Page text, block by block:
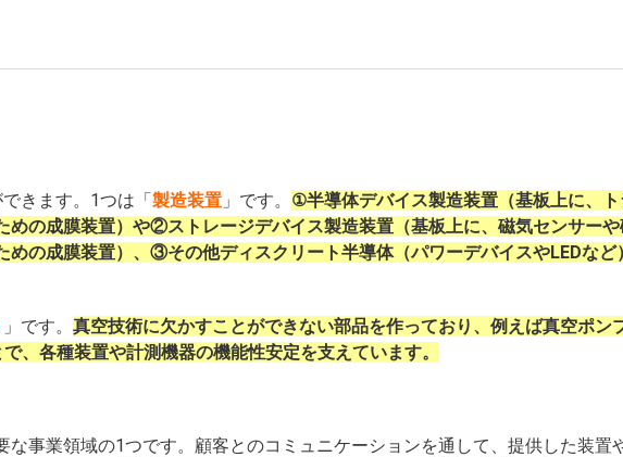
きます。 1つは「 製造装置 」です。 ①半導体デバイス製造装置（基板上に、
めの成膜装置）や②ストレージデバイス製造装置（基板上に、磁気センサー
めの成膜装置）、③その他ディスクリート半導体（パワーデバイスやLEDなど
」です。 真空技術に欠かすことができない部品を作っており、例えば真空ポン
、各種装置や計測機器の機能性安定を支えています。
な事業領域の1つです。顧客とのコミュニケーションを通して、提供した装置